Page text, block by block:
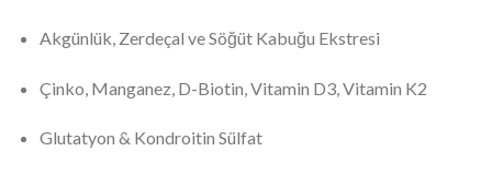
Akgünlük, Zerdeçal ve Söğüt Kabuğu Ekstresi
Çinko, Manganez, D-Biotin, Vitamin D3, Vitamin K2
Glutatyon & Kondroitin Sülfat